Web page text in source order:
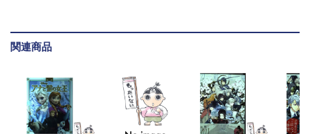
関連商品